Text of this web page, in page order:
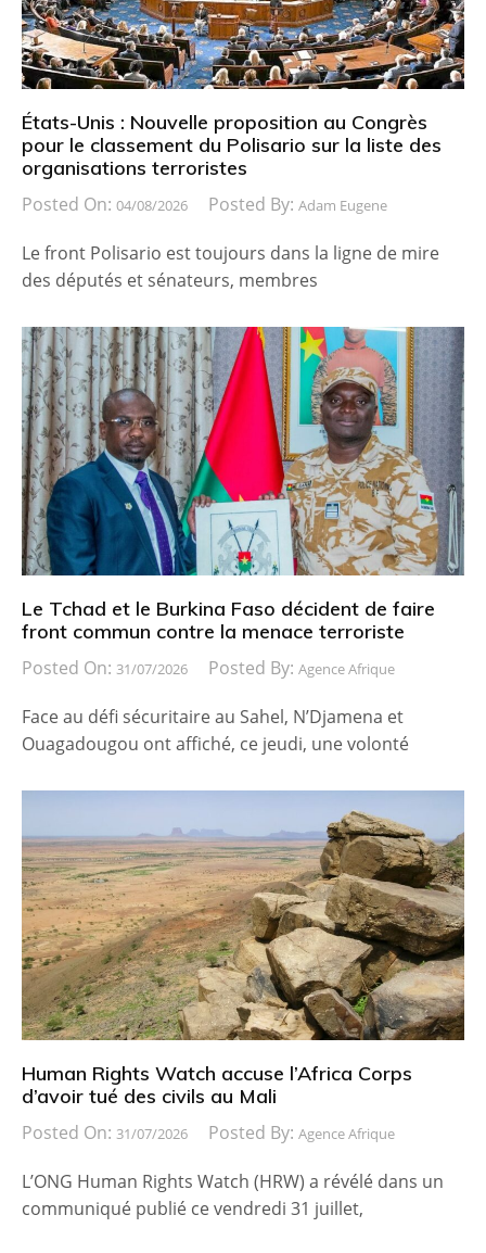
États-Unis : Nouvelle proposition au Congrès
pour le classement du Polisario sur la liste des
organisations terroristes
Posted On: 04/08/2026 Posted By: Adam Eugene
Le front Polisario est toujours dans la ligne de mire
des députés et sénateurs, membres
Le Tchad et le Burkina Faso décident de faire
front commun contre la menace terroriste
Posted On: 31/07/2026 Posted By: Agence Afrique
Face au défi sécuritaire au Sahel, N’Djamena et
Ouagadougou ont affiché, ce jeudi, une volonté
Human Rights Watch accuse l’Africa Corps
d’avoir tué des civils au Mali
Posted On: 31/07/2026 Posted By: Agence Afrique
L’ONG Human Rights Watch (HRW) a révélé dans un
communiqué publié ce vendredi 31 juillet,